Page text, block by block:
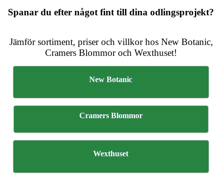
Spanar du efter något fint till dina odlingsprojekt?
Jämför sortiment, priser och villkor hos New Botanic,
Cramers Blommor och Wexthuset!
New Botanic
Cramers Blommor
Wexthuset